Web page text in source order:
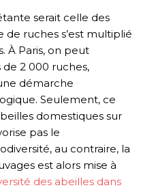
serait celle des
de ruches s’est multiplié
À Paris, on peut
2 000 ruches,
démarche
Seulement, ce
domestiques sur
pas le
au contraire, la
est alors mise à
des abeilles dans